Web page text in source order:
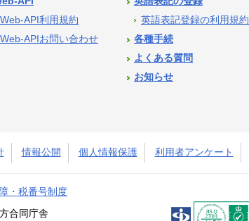
Web-API利用規約
Web-APIお問い合わせ
英語表記登録の利用規約
各種手続
よくある質問
お知らせ
情報公開 個人情報保護 利用者アンケート
・税番号制度
合同庁舎